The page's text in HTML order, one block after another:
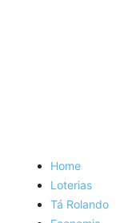
Home
Loterias
Tá Rolando